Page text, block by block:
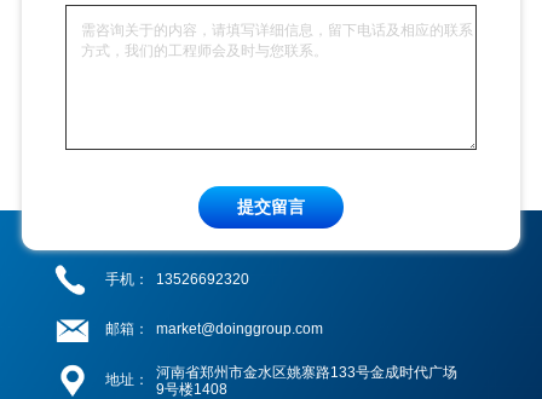
提交留言
手机： 13526692320
邮箱： market@doinggroup.com
地址：
河南省郑州市金水区姚寨路133号金成时代广场
9号楼1408